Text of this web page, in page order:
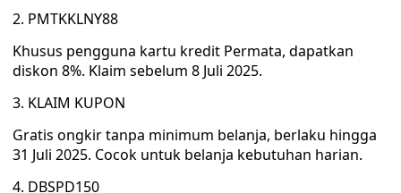
2. PMTKKLNY88
Khusus pengguna kartu kredit Permata, dapatkan
diskon 8%. Klaim sebelum 8 Juli 2025.
3. KLAIM KUPON
Gratis ongkir tanpa minimum belanja, berlaku hingga
31 Juli 2025. Cocok untuk belanja kebutuhan harian.
4. DBSPD150